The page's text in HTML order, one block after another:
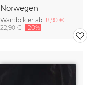
Norwegen
Wandbilder ab 18,90 €
22,90 € -20%